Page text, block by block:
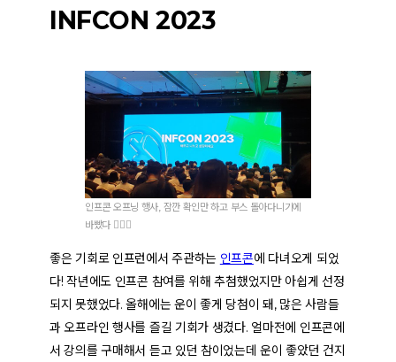
INFCON 2023
인프콘 오프닝 행사, 잠깐 확인만 하고 부스 돌아다니기에
바빴다 🏃🏻‍♂️
좋은 기회로 인프런에서 주관하는 인프콘에 다녀오게 되었
다! 작년에도 인프콘 참여를 위해 추첨했었지만 아쉽게 선정
되지 못했었다. 올해에는 운이 좋게 당첨이 돼, 많은 사람들
과 오프라인 행사를 즐길 기회가 생겼다. 얼마전에 인프콘에
서 강의를 구매해서 듣고 있던 참이었는데 운이 좋았던 건지